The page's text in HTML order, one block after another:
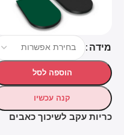
מידה
הוספה לסל
קנה עכשיו
כריות עקב לשיכוך כאבים